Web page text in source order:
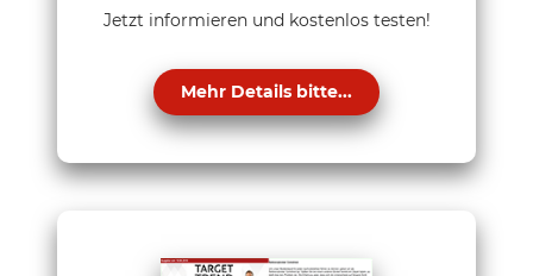
Jetzt informieren und kostenlos testen!
Mehr Details bitte...